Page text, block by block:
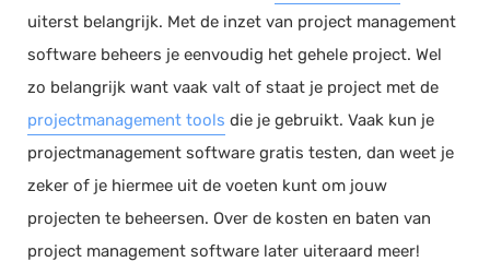
uiterst belangrijk. Met de inzet van project management
software beheers je eenvoudig het gehele project. Wel
zo belangrijk want vaak valt of staat je project met de
projectmanagement tools die je gebruikt. Vaak kun je
projectmanagement software gratis testen, dan weet je
zeker of je hiermee uit de voeten kunt om jouw
projecten te beheersen. Over de kosten en baten van
project management software later uiteraard meer!